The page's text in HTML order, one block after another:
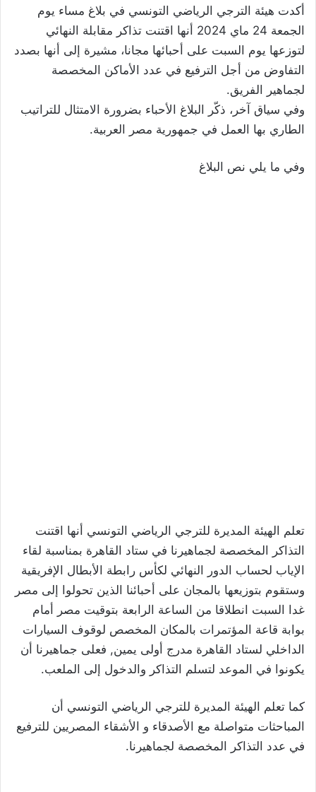
أكدت هيئة الترجي الرياضي التونسي في بلاغ مساء يوم
الجمعة 24 ماي 2024 أنها اقتنت تذاكر مقابلة النهائي
لتوزعها يوم السبت على أحبائها مجانا، مشيرة إلى أنها بصدد
التفاوض من أجل الترفيع في عدد الأماكن المخصصة
لجماهير الفريق.
وفي سياق آخر، ذكّر البلاغ الأحباء بضرورة الامتثال للتراتيب
الطاري بها العمل في جمهورية مصر العربية.
وفي ما يلي نص البلاغ
تعلم الهيئة المديرة للترجي الرياضي التونسي أنها اقتنت
التذاكر المخصصة لجماهيرنا في ستاد القاهرة بمناسبة لقاء
الإياب لحساب الدور النهائي لكأس رابطة الأبطال الإفريقية
وستقوم بتوزيعها بالمجان على أحبائنا الذين تحولوا إلى مصر
غدا السبت انطلاقا من الساعة الرابعة بتوقيت مصر أمام
بوابة قاعة المؤتمرات بالمكان المخصص لوقوف السيارات
الداخلي لستاد القاهرة مدرج أولى يمين, فعلى جماهيرنا أن
يكونوا في الموعد لتسلم التذاكر والدخول إلى الملعب.
كما تعلم الهيئة المديرة للترجي الرياضي التونسي أن
المباحثات متواصلة مع الأصدقاء و الأشقاء المصريين للترفيع
في عدد التذاكر المخصصة لجماهيرنا.